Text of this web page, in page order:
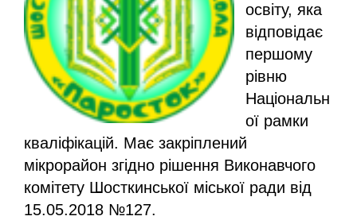
освіту, яка
відповідає
першому
рівню
Національн
ої рамки
кваліфікацій. Має закріплений
мікрорайон згідно рішення Виконавчого
комітету Шосткинської міської ради від
15.05.2018 №127.